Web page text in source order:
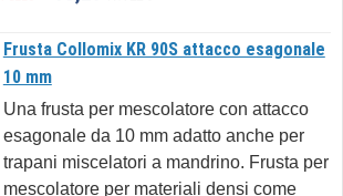
Frusta Collomix KR 90S attacco esagonale
10 mm
Una frusta per mescolatore con attacco
esagonale da 10 mm adatto anche per
trapani miscelatori a mandrino. Frusta per
mescolatore per materiali densi come